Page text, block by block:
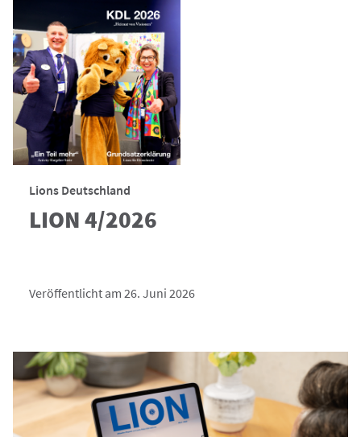
Lions Deutschland
LION 4/2026
Veröffentlicht am 26. Juni 2026